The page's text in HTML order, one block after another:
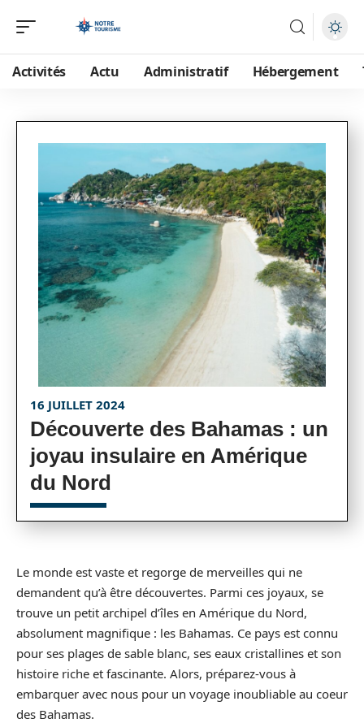
Activités Actu Administratif Hébergement
16 JUILLET 2024
Découverte des Bahamas : un
joyau insulaire en Amérique
du Nord
Le monde est vaste et regorge de merveilles qui ne
demandent qu’à être découvertes. Parmi ces joyaux, se
trouve un petit archipel d’îles en Amérique du Nord,
absolument magnifique : les Bahamas. Ce pays est connu
pour ses plages de sable blanc, ses eaux cristallines et son
histoire riche et fascinante. Alors, préparez-vous à
embarquer avec nous pour un voyage inoubliable au coeur
des Bahamas.